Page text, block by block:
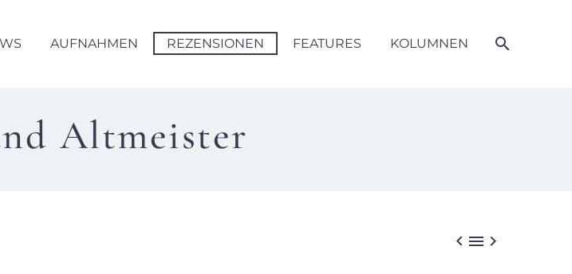
AUFNAHMEN REZENSIONEN FEATURES KOLUMNEN
Altmeister
  